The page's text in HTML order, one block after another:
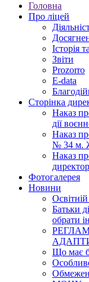
Головна
Про ліцей
Історія
Звіти
Prozorro
E-data
Сторінка
Наказ
дії
Наказ
№ 34 м.
Наказ
Фотогалерея
Новини
Батьки
обрати
Що має